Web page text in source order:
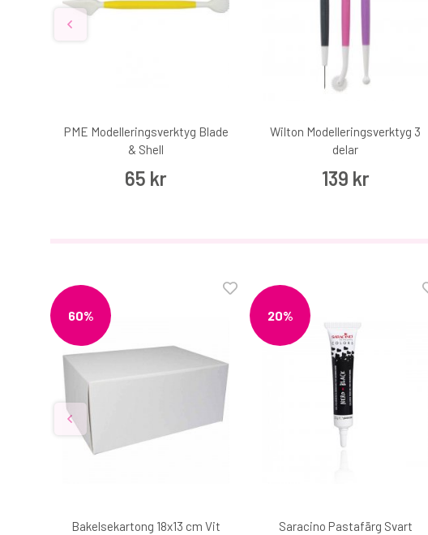
PME Modelleringsverktyg Blade
& Shell
65 kr
Wilton Modelleringsverktyg 3
delar
139 kr
60%
Bakelsekartong 18x13 cm Vit
20%
Saracino Pastafärg Svart